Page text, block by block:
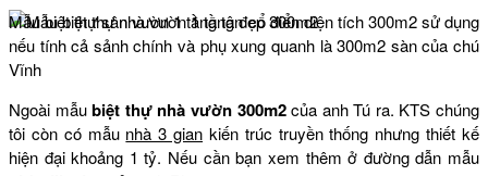
Mẫu biệt thự sân vườn 1 tầng tân cổ điển diện tích 300m2 sử dụng
nếu tính cả sảnh chính và phụ xung quanh là 300m2 sàn của chú
Vĩnh
Ngoài mẫubiệt thự nhà vườn 300m2của anh Tú ra. KTS chúng
tôi còn có mẫu nhà 3 gian kiến trúc truyền thống nhưng thiết kế
hiện đại khoảng 1 tỷ. Nếu cần bạn xem thêm ở đường dẫn mẫu